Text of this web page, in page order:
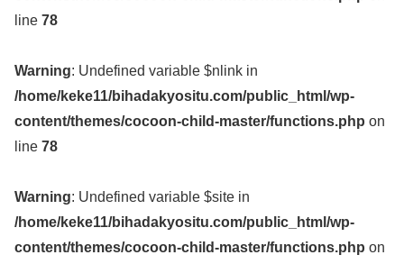
line 78
Warning: Undefined variable $nlink in
/home/keke11/bihadakyositu.com/public_html/wp-
content/themes/cocoon-child-master/functions.php on
line 78
Warning: Undefined variable $site in
/home/keke11/bihadakyositu.com/public_html/wp-
content/themes/cocoon-child-master/functions.php on